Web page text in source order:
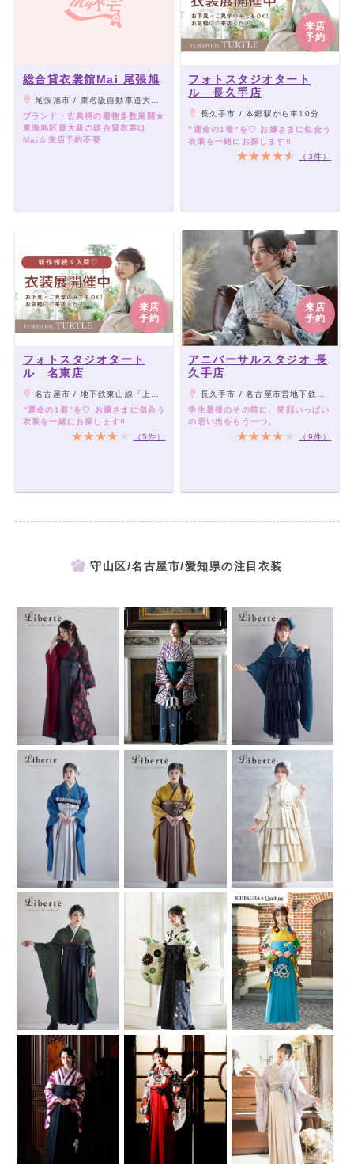
総合貸衣裳館Mai 尾張旭
尾張旭市 / 東名阪自動車道大森I.C.下車東へ車で5分 千代田街道沿い
ブランド・古典柄の着物多数展開★
東海地区最大級の総合貸衣裳は
Mai☆来店予約不要
来店
予約
フォトスタジオタート
ル 長久手店
長久手市 / 本郷駅から車10分
”運命の1着”を♡ お嬢さまに似合う
衣装を一緒にお探します‼︎
（3件）
来店
予約
フォトスタジオタート
ル 名東店
名古屋市 / 地下鉄東山線「上社駅」より車6分
”運命の1着”を♡ お嬢さまに似合う
衣装を一緒にお探します‼︎
（5件）
来店
予約
アニバーサルスタジオ 長
久手店
長久手市 / 名古屋市営地下鉄東山線「藤が丘駅」より名鉄バス「長久手片平」下車徒歩1分
学生最後のその時に、笑顔いっぱい
の思い出をもう一つ。
（9件）
守山区/名古屋市/愛知県の注目衣装